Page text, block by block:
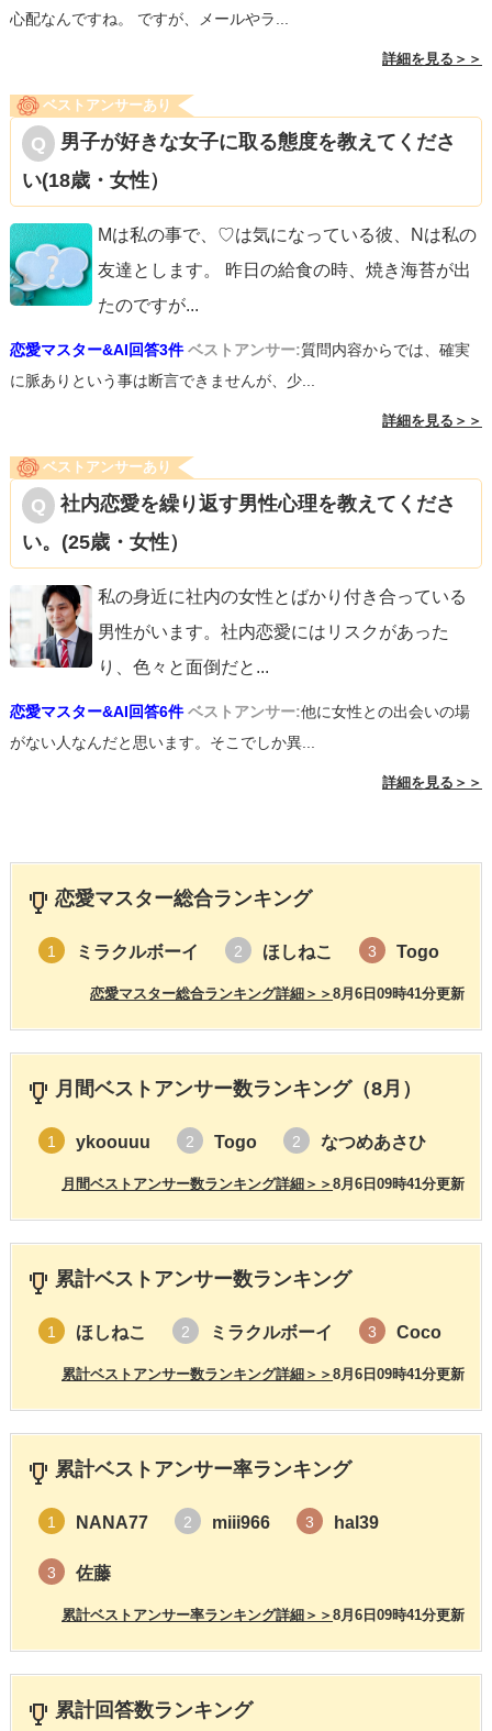
心配なんですね。 ですが、メールやラ...
詳細を見る＞＞
ベストアンサーあり
男子が好きな女子に取る態度を教えてくださ
い(18歳・女性）
Mは私の事で、♡は気になっている彼、Nは私の
友達とします。 昨日の給食の時、焼き海苔が出
たのですが...
恋愛マスター&AI回答3件 ベストアンサー:質問内容からでは、確実
に脈ありという事は断言できませんが、少...
詳細を見る＞＞
ベストアンサーあり
社内恋愛を繰り返す男性心理を教えてくださ
い。(25歳・女性）
私の身近に社内の女性とばかり付き合っている
男性がいます。社内恋愛にはリスクがあった
り、色々と面倒だと ...
恋愛マスター&AI回答6件 ベストアンサー:他に女性との出会いの場
がない人なんだと思います。そこでしか異...
詳細を見る＞＞
恋愛マスター総合ランキング
1 ミラクルボーイ 2 ほしねこ 3 Togo
8月6日09時41分更新
恋愛マスター総合ランキング詳細＞＞
月間ベストアンサー数ランキング（8月）
1 ykoouuu 2 Togo 2 なつめあさひ
8月6日09時41分更新
月間ベストアンサー数ランキング詳細＞＞
累計ベストアンサー数ランキング
1 ほしねこ 2 ミラクルボーイ 3 Coco
8月6日09時41分更新
累計ベストアンサー数ランキング詳細＞＞
累計ベストアンサー率ランキング
1 NANA77 2 miii966 3 hal39
3 佐藤
8月6日09時41分更新
累計ベストアンサー率ランキング詳細＞＞
累計回答数ランキング